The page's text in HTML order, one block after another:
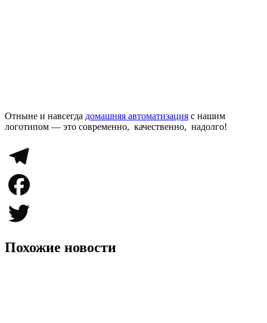
Отныне и навсегда домашняя автоматизация с нашим
логотипом — это современно, качественно, надолго!
Telegram
Facebook
Twitter
Похожие новости